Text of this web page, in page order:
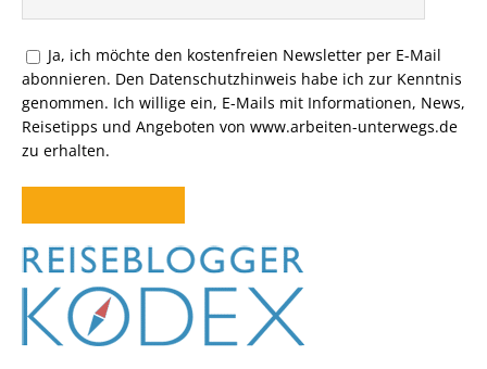
Ja, ich möchte den kostenfreien Newsletter per E-Mail
abonnieren. Den Datenschutzhinweis habe ich zur Kenntnis
genommen. Ich willige ein, E-Mails mit Informationen, News,
Reisetipps und Angeboten von www.arbeiten-unterwegs.de
zu erhalten.